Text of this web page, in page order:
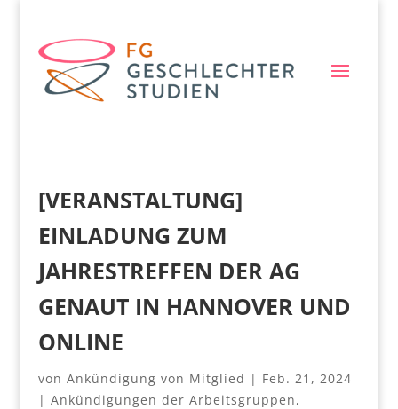
[VERANSTALTUNG]
EINLADUNG ZUM
JAHRESTREFFEN DER AG
GENAUT IN HANNOVER UND
ONLINE
von Ankündigung von Mitglied | Feb. 21, 2024
| Ankündigungen der Arbeitsgruppen,